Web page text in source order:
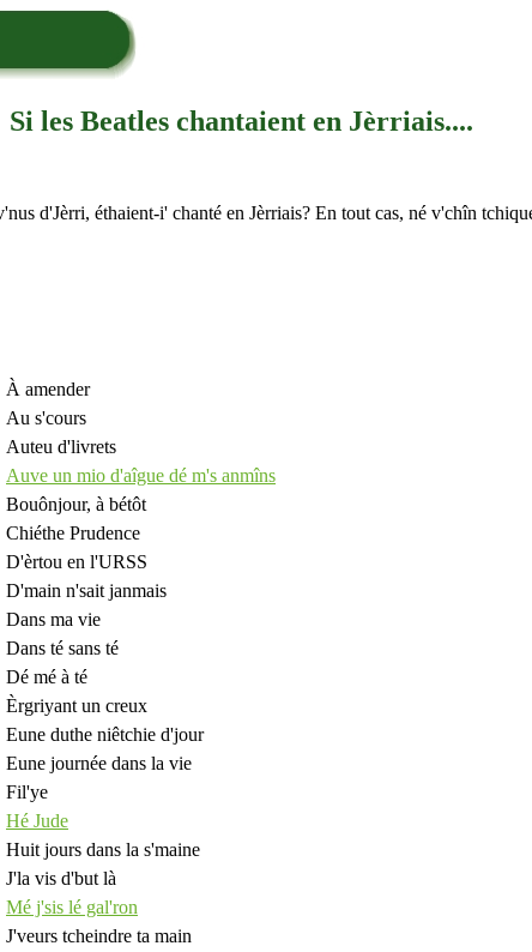
Si les Beatles chantaient en Jèrriais....
d'Jèrri, éthaient-i' chanté en Jèrriais? En tout cas, né v'chîn
À amender
Au s'cours
Auteu d'livrets
Auve un mio d'aîgue dé m's anmîns
Bouônjour, à bétôt
Chiéthe Prudence
D'èrtou en l'URSS
D'main n'sait janmais
Dans ma vie
Dans té sans té
Dé mé à té
Èrgriyant un creux
Eune duthe niêtchie d'jour
Eune journée dans la vie
Fil'ye
Hé Jude
Huit jours dans la s'maine
J'la vis d'but là
Mé j'sis lé gal'ron
J'veurs tcheindre ta main